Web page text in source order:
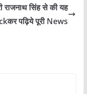
राजनाथ सिंह से की यह
पढ़िये पूरी News